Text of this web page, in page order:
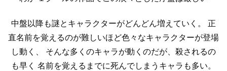
中盤以降も謎とキャラクターがどんどん増えていく。
正
直名前を覚えるのが難しいほど色々なキャラクターが登場
し動く、
そんな多くのキャラが動くのだが、殺されるの
も早く 名前を覚えるまでに死んでしまうキャラも多い。